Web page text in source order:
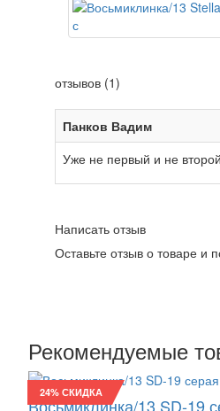
отзывов (1)
Панков Вадим
Уже не первый и не
Написать отзыв
Оставьте отзыв о товаре и
Рекомендуемые
24% СКИДКА
Восьмиклинка/13 SD-19